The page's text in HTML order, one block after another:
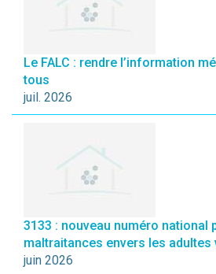
Le FALC : rendre l’information
tous
juil. 2026
3133 : nouveau numéro national
maltraitances envers les adultes
juin 2026